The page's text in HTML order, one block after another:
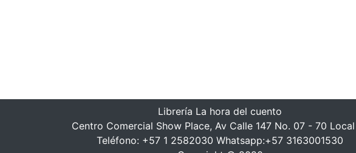
Librería La hora del cuento
Centro Comercial Show Place, Av Calle 147 No. 07 - 70
Teléfono: +57 1 2582030 Whatsapp:+57 3163001530